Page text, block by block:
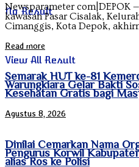
No Result
View All Result
Newsparameter com|DEPOK
kawasan Pasar Cisalak,
Cimanggis, Kota Depok,
Read more
Semarak HUT ke-81
Warungkiara Gelar Bakti
Kesehatan Gratis bagi
Agustus 8, 2026
Dinilai Cemarkan Nama
Pengurus Korwil
alias Ros ke Polisi